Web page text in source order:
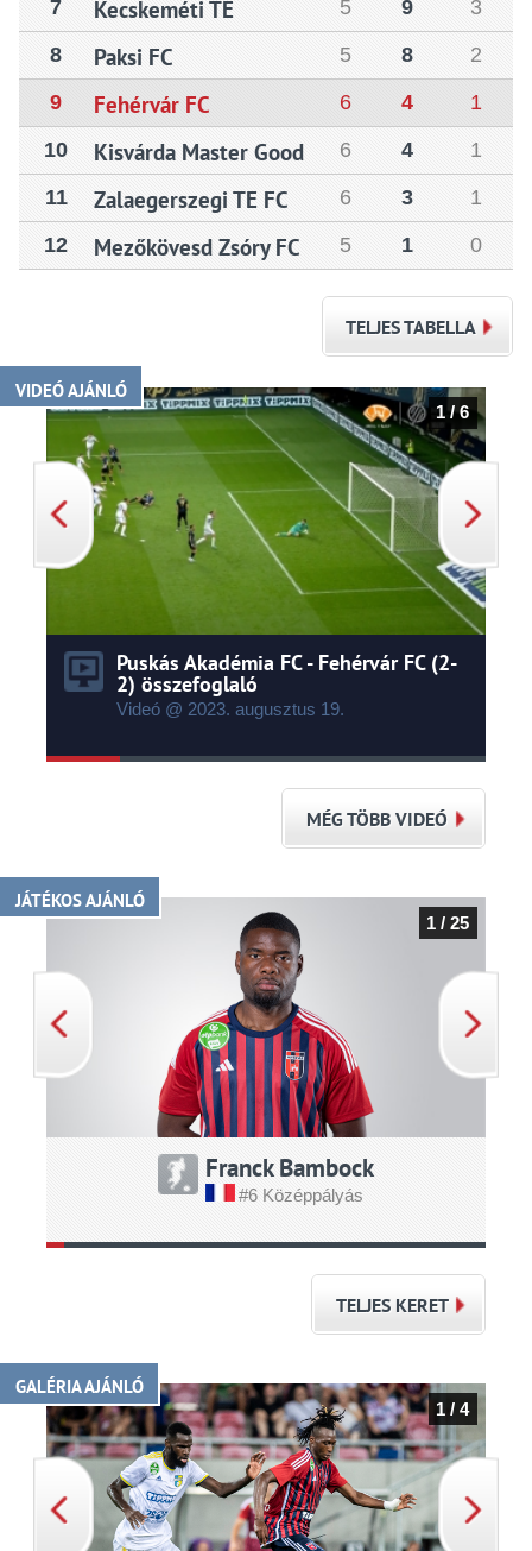
7 Kecskeméti TE 5 9
3
8
Paksi FC 5 8
2
9
Fehérvár FC 6 4
1
10
Kisvárda Master Good 6 4
1
11
Zalaegerszegi TE FC 6 3
1
12
Mezőkövesd Zsóry FC 5 1 0
TELJES TABELLA
VIDEÓ AJÁNLÓ
Puskás Akadémia FC - Fehérvár FC (2-
2) összefoglaló
Videó @ 2023. augusztus 19.
1 / 6
MÉG TÖBB VIDEÓ
JÁTÉKOS AJÁNLÓ
Franck Bambock
#6 Középpályás
1 / 25
TELJES KERET
GALÉRIA AJÁNLÓ
1 / 4